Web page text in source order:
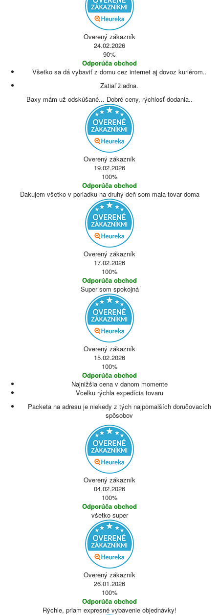
Overený zákazník
24.02.2026
90%
Odporúča obchod
Všetko sa dá vybaviť z domu cez internet aj dovoz kuriérom..
Zatiaľ žiadna.
Baxy mám už odskúšané... Dobré ceny, rýchlosť dodania..
Overený zákazník
19.02.2026
100%
Odporúča obchod
Ďakujem všetko v poriadku na druhý deň som mala tovar doma
Overený zákazník
17.02.2026
100%
Odporúča obchod
Super som spokojná
Overený zákazník
15.02.2026
100%
Odporúča obchod
Najnižšia cena v danom momente
Vcelku rýchla expedícia tovaru
Packeta na adresu je niekedy z tých najpomalších doručovacích
spôsobov
Overený zákazník
04.02.2026
100%
Odporúča obchod
všetko super
Overený zákazník
26.01.2026
100%
Odporúča obchod
Rýchle, priam expresné vybavenie objednávky!